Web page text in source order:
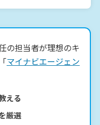
の担当者が理想のキ
マイナビエージェン
える
厳選